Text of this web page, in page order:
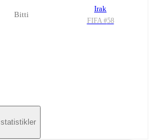
Bitti
Irak
FIFA #58
İstatistikler